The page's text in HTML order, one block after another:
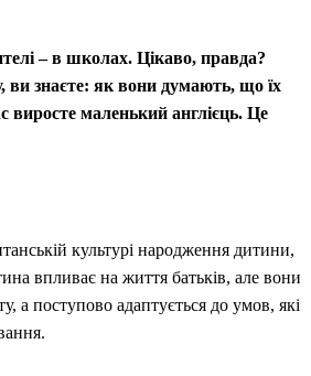
– в школах. Цікаво, правда?
ви знаєте: як вони думають, що їх
виросте маленький англієць. Це
культурі народження дитини,
впливає на життя батьків, але вони
а поступово адаптується до умов, які